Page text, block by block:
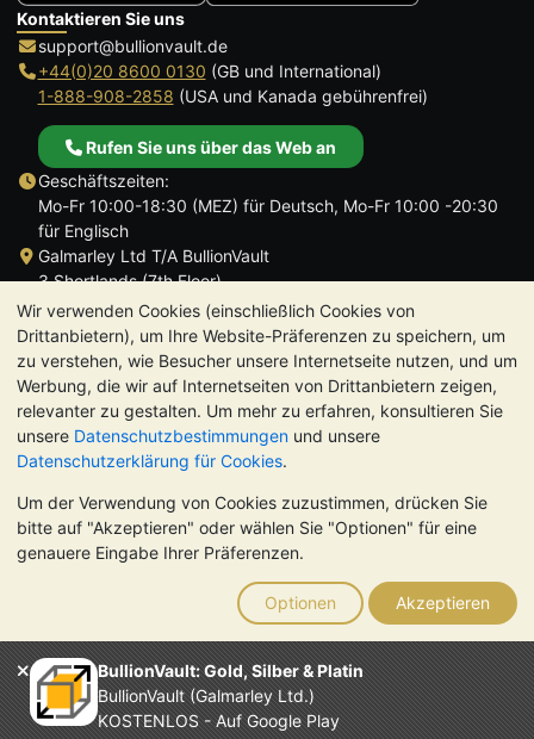
Wir verwenden Cookies (einschließlich Cookies von
Drittanbietern), um Ihre Website-Präferenzen zu speichern, um
zu verstehen, wie Besucher unsere Internetseite nutzen, und um
Werbung, die wir auf Internetseiten von Drittanbietern zeigen,
relevanter zu gestalten. Um mehr zu erfahren, konsultieren Sie
unsere Datenschutzbestimmungen und unsere
Datenschutzerklärung für Cookies.
Um der Verwendung von Cookies zuzustimmen, drücken Sie
bitte auf "Akzeptieren" oder wählen Sie "Optionen" für eine
genauere Eingabe Ihrer Präferenzen.
Optionen Akzeptieren
BullionVault: Gold, Silber & Platin
BullionVault (Galmarley Ltd.)
KOSTENLOS - Auf Google Play
Kontaktieren Sie uns
support@bullionvault.de
+44(0)20 8600 0130 (GB und International)
1-888-908-2858 (USA und Kanada gebührenfrei)
Rufen Sie uns über das Web an
Geschäftszeiten:
Mo-Fr 10:00-18:30 (MEZ) für Deutsch, Mo-Fr 10:00 -20:30
für Englisch
Galmarley Ltd T/A BullionVault
3 Shortlands (7th Floor)
Hammersmith
London
W6 8DA
Großbritannien
TrustScore 4.8 | 724 Bewertungen
BITTE BEACHTEN SIE: Der Wert von Edelmetallen kann sowohl
steigen als auch fallen. Historische Trends sind keine Garantie
für zukünftige Preisentwicklungen. Nichts auf den Webseiten
von BullionVault oder in der Kommunikation stellt eine
Anlageberatung dar. Sie sollten sich von einem Fachmann
beraten lassen, um zu sehen, ob der Besitz von Edelmetallen
das Richtige für Sie ist.
Galmarley Ltd. (Handelsname BullionVault) ist registriert in
England und Wales unter der Steuernummer 4943684